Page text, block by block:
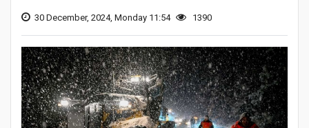
30 December, 2024, Monday 11:54 1390